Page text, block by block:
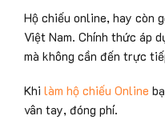
Hộ chiếu online, hay còn
Việt Nam. Chính thức áp
mà không cần đến trực
Khi làm hộ chiếu Online
vân tay, đóng phí.